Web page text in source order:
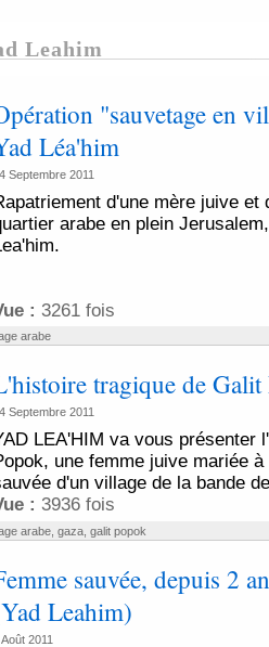
Leahim
"sauvetage en
Léa'him
Septembre 2011
d'une mère juive et
arabe en plein
: 3261 fois
arabe
tragique de Galit
Septembre 2011
LEA'HIM va vous présenter
une femme juive mariée
d'un village de la bande
: 3936 fois
arabe, gaza, galit popok
sauvée, depuis 2
Leahim)
2011